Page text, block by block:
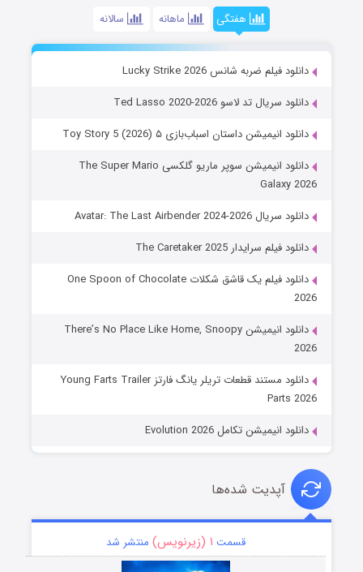
هفتگی ماهانه سالانه
دانلود فیلم ضربه شانس Lucky Strike 2026
دانلود سریال تد لاسو Ted Lasso 2020-2026
دانلود انیمیشن داستان اسباب‌بازی ۵ Toy Story 5 (2026)
دانلود انیمیشن سوپر ماریو گلکسی The Super Mario
Galaxy 2026
دانلود سریال Avatar: The Last Airbender 2024-2026
دانلود فیلم سرایدار The Caretaker 2025
دانلود فیلم یک قاشق شکلات One Spoon of Chocolate
2026
دانلود انیمیشن There’s No Place Like Home, Snoopy
2026
دانلود مستند قطعات تریلر یانگ فارتز Young Farts Trailer
Parts 2026
دانلود انیمیشن تکامل Evolution 2026
آپدیت شده‌ها
قسمت ۱ (زیرنویس) منتشر شد